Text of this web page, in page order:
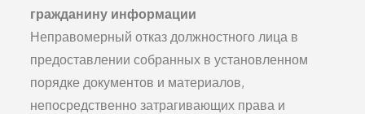
гражданину информации
Неправомерный отказ должностного лица в
предоставлении собранных в установленном
порядке документов и материалов,
непосредственно затрагивающих права и